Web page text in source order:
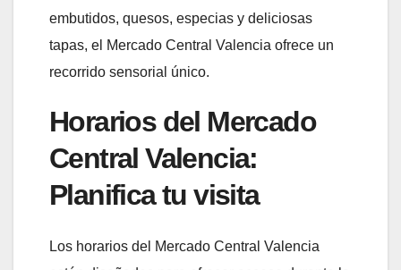
embutidos, quesos, especias y deliciosas
tapas, el Mercado Central Valencia ofrece un
recorrido sensorial único.
Horarios del Mercado
Central Valencia:
Planifica tu visita
Los horarios del Mercado Central Valencia